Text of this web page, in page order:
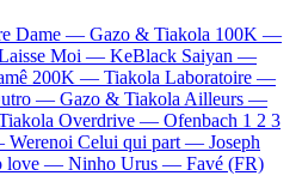
Dame — Gazo & Tiakola 100K —
Moi — KeBlack Saiyan —
200K — Tiakola Laboratoire —
— Gazo & Tiakola Ailleurs —
Overdrive — Ofenbach 1 2 3
Werenoi Celui qui part — Joseph
love — Ninho Urus — Favé (FR)